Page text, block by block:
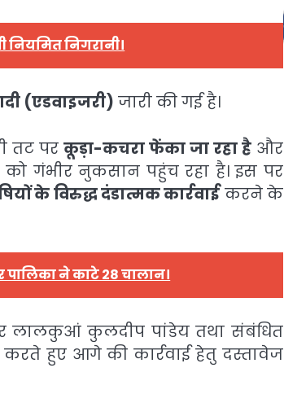
नियमित निगरानी।
(एडवाइजरी) जारी की गई है।
तट परकूड़ा-कचरा फेंका जा रहा है और
को गंभीर नुकसान पहुंच रहा है। इस पर
के विरुद्ध दंडात्मक कार्रवाईकरने के
पालिका ने काटे 28 चालान।
लालकुआं कुलदीप पांडेय तथा संबंधित
करते हुए आगे की कार्रवाई हेतु दस्तावेज